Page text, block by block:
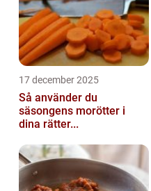
17 december 2025
Så använder du
säsongens morötter i
dina rätter...